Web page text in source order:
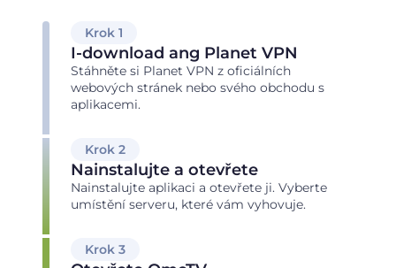
Krok 1
I-download ang Planet VPN
Stáhněte si Planet VPN z oficiálních
webových stránek nebo svého obchodu s
aplikacemi.
Krok 2
Nainstalujte a otevřete
Nainstalujte aplikaci a otevřete ji. Vyberte
umístění serveru, které vám vyhovuje.
Krok 3